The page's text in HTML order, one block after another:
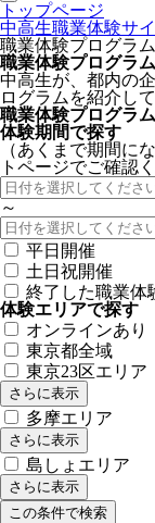
トップページ
中高生職業体験サ
職業体験プログラ
職業体験プログラ
中高生が、都内の
ログラムを紹介して
職業体験プログラ
体験期間で探す
（あくまで期間に
トページでご確認
～
平日開催
土日祝開催
終了した職業体
体験エリアで探す
オンラインあり
東京都全域
東京23区エリア
さらに表示
多摩エリア
さらに表示
島しょエリア
さらに表示